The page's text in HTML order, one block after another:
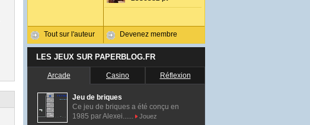
Tout sur l'auteur Devenez membre
LES JEUX SUR PAPERBLOG.FR
Arcade Casino Réflexion
Jeu de briques
Ce jeu de briques a été conçu en
1985 par Alexei......
Jouez